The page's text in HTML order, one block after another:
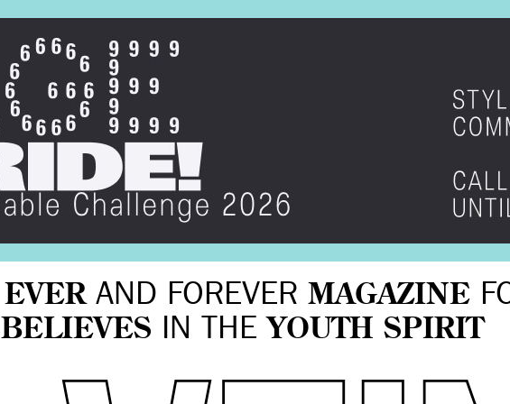
EVERAND FOREVER MAGAZINE
BELIEVES IN THE YOUTH SPIRIT